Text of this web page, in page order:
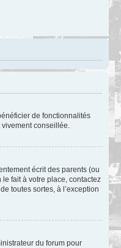
de fonctionnalités
vivement conseillée.
écrit des parents (ou
fait à votre place, contactez
toutes sortes, à l’exception
du forum pour